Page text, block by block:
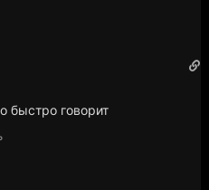
быстро говорит